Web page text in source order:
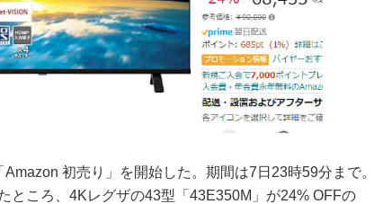
初売り」を開始した。期間は7日23時59分まで。
ところ、4Kレグザの43型「43E350M」が24% OFFの